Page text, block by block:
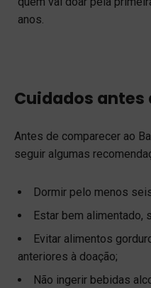
anos.
Cuidados antes
Antes de comparecer ao
seguir algumas
Dormir pelo menos
Estar bem alimentado,
Evitar alimentos
anteriores à doação;
Não ingerir bebidas